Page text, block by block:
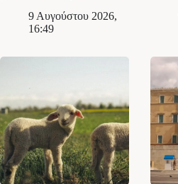
9 Αυγούστου 2026,
16:49